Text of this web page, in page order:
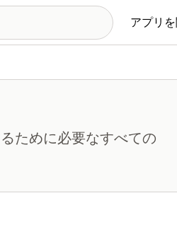
アプリ
ために必要なすべての